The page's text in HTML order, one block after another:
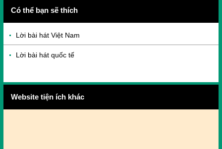
Có thể bạn sẽ thích
Lời bài hát Việt Nam
Lời bài hát quốc tế
Website tiện ích khác